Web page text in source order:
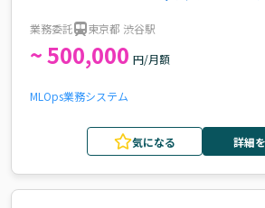
業務委託 東京都 渋谷駅
~ 500,000 円/月額
MLOps業務システム
気になる 詳細